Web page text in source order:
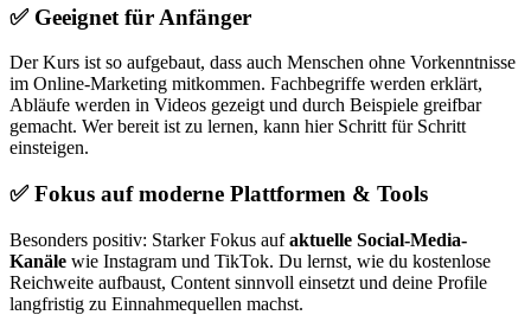
✅ Geeignet für Anfänger
Der Kurs ist so aufgebaut, dass auch Menschen ohne Vorkenntnisse
im Online-Marketing mitkommen. Fachbegriffe werden erklärt,
Abläufe werden in Videos gezeigt und durch Beispiele greifbar
gemacht. Wer bereit ist zu lernen, kann hier Schritt für Schritt
einsteigen.
✅ Fokus auf moderne Plattformen & Tools
Besonders positiv: Starker Fokus aufaktuelle Social-Media-
Kanäle wie Instagram und TikTok. Du lernst, wie du kostenlose
Reichweite aufbaust, Content sinnvoll einsetzt und deine Profile
langfristig zu Einnahmequellen machst.